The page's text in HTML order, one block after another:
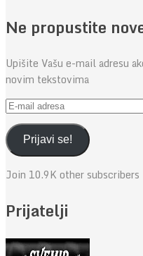
Ne propustite
Upišite Vašu e-mail adresu
novim tekstovima
E-
mail
adresaPrijavi se!
Join 10.9K other subscribers
Prijatelji